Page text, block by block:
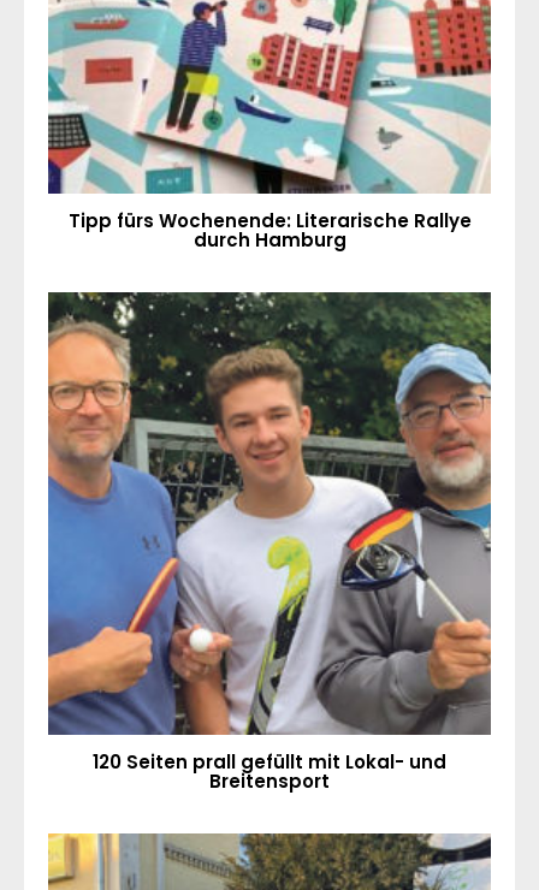
Tipp fürs Wochenende: Literarische Rallye
durch Hamburg
120 Seiten prall gefüllt mit Lokal- und
Breitensport